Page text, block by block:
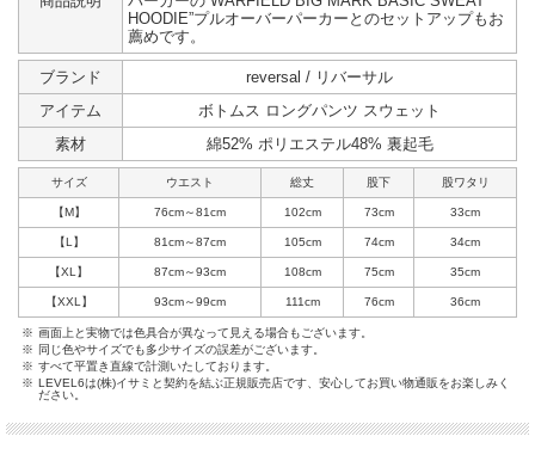
HOODIE”プルオーバーパーカーとのセットアップもお
薦めです。
ブランド
reversal / リバーサル
アイテム
ボトムス ロングパンツ スウェット
素材
綿52% ポリエステル48% 裏起毛
サイズ ウエスト 総丈 股下 股ワタリ
【M】 76cm～81cm 102cm 73cm 33cm
【L】 81cm～87cm 105cm 74cm 34cm
【XL】 87cm～93cm 108cm 75cm 35cm
【XXL】 93cm～99cm 111cm 76cm 36cm
※ 画面上と実物では色具合が異なって見える場合もございます。
※
同じ色やサイズでも多少サイズの誤差がございます。
※ すべて平置き直線で計測いたしております。
※ LEVEL6は(株)イサミと契約を結ぶ正規販売店です、安心してお買い物通販をお楽しみく
ださい。